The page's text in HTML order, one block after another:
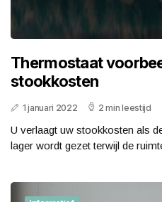
Thermostaat
stookkosten
1 januari 2022 2 min leestijd
U verlaagt uw stookkosten als
lager wordt gezet terwijl de